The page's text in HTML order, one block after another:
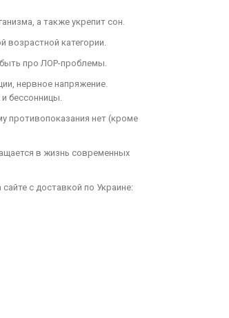
а также укрепит сон.
категории.
про ЛОР-проблемы.
нервное напряжение.
бессонницы.
противопоказания нет (кроме
в жизнь современных
с доставкой по Украине: